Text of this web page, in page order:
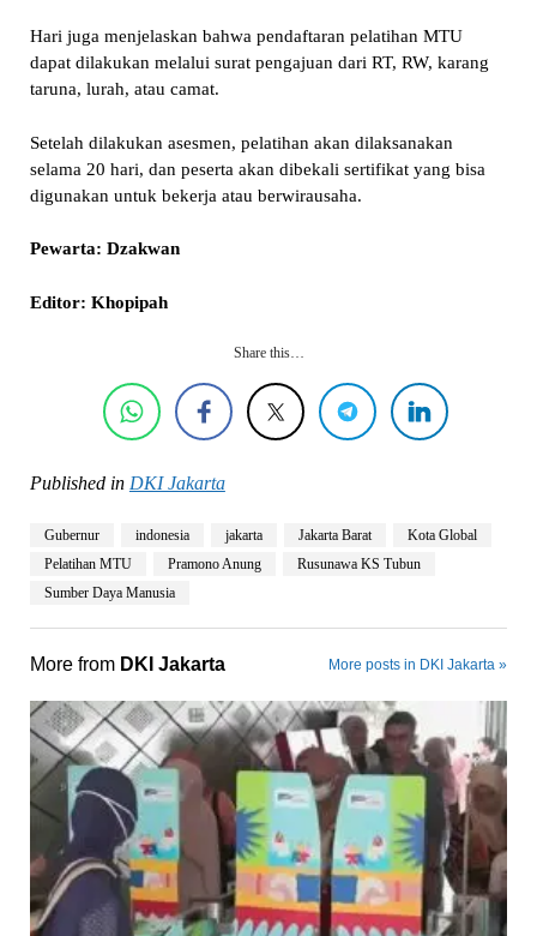
Hari juga menjelaskan bahwa pendaftaran pelatihan MTU
dapat dilakukan melalui surat pengajuan dari RT, RW, karang
taruna, lurah, atau camat.
Setelah dilakukan asesmen, pelatihan akan dilaksanakan
selama 20 hari, dan peserta akan dibekali sertifikat yang bisa
digunakan untuk bekerja atau berwirausaha.
Pewarta: Dzakwan
Editor: Khopipah
Share this…
Published in DKI Jakarta
Gubernur indonesia jakarta Jakarta Barat
Kota Global
Pelatihan MTU
Pramono Anung
Rusunawa KS Tubun
Sumber Daya Manusia
More from DKI Jakarta More posts in DKI Jakarta »